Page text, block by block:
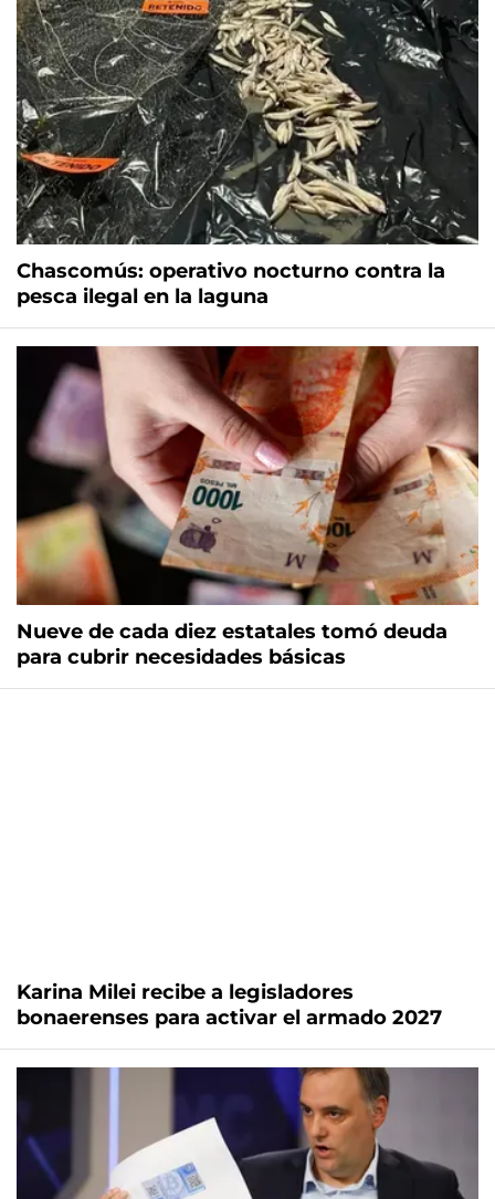
Chascomús: operativo nocturno contra la
pesca ilegal en la laguna
Nueve de cada diez estatales tomó deuda
para cubrir necesidades básicas
Karina Milei recibe a legisladores
bonaerenses para activar el armado 2027